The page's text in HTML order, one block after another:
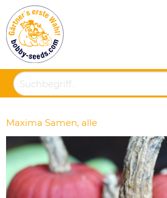
Maxima Samen, alle